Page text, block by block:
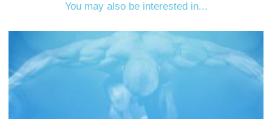
You may also be interested in...